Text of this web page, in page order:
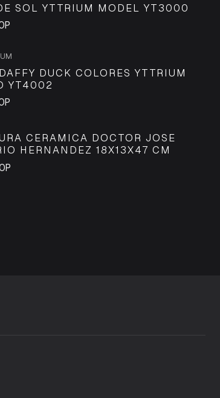
SOL YTTRIUM MODEL YT3000
DUCK COLORES YTTRIUM
YT4002
CERAMICA DOCTOR JOSE
HERNANDEZ 18X13X47 CM